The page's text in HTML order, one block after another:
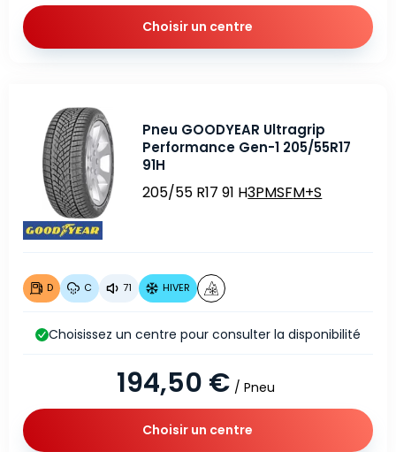
Choisir un centre
Pneu GOODYEAR Ultragrip
Performance Gen-1 205/55R17
91H
205/55 R17 91 H3PMSFM+S
D C 71 HIVER
194,50 € / Pneu
Choisissez un centre pour consulter la disponibilité
Choisir un centre